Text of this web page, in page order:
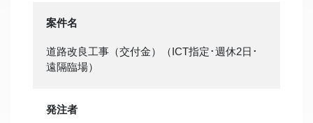
案件名
道路改良工事（交付金）（ICT指定･週休2日･
遠隔臨場）
発注者